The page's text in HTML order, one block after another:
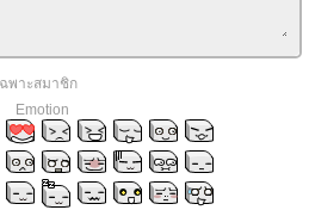
พาะสมาชิก
Emotion